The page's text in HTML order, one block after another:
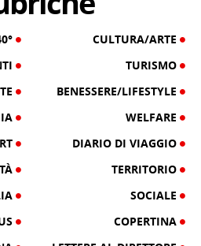
CULTURA/ARTE
TURISMO
BENESSERE/LIFESTYLE
WELFARE
DIARIO DI VIAGGIO
TERRITORIO
SOCIALE
COPERTINA